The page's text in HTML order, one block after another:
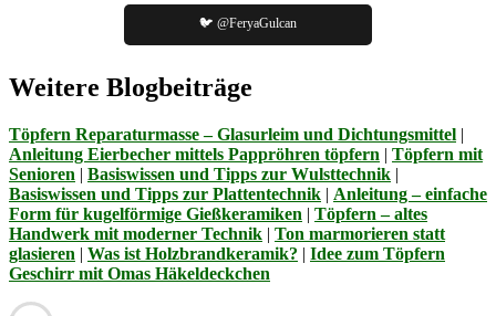
🐦 @FeryaGulcan
Weitere Blogbeiträge
Töpfern Reparaturmasse – Glasurleim und Dichtungsmittel |
Anleitung Eierbecher mittels Pappröhren töpfern | Töpfern mit
Senioren | Basiswissen und Tipps zur Wulsttechnik |
Basiswissen und Tipps zur Plattentechnik | Anleitung – einfache
Form für kugelförmige Gießkeramiken | Töpfern – altes
Handwerk mit moderner Technik | Ton marmorieren statt
glasieren | Was ist Holzbrandkeramik? | Idee zum Töpfern
Geschirr mit Omas Häkeldeckchen